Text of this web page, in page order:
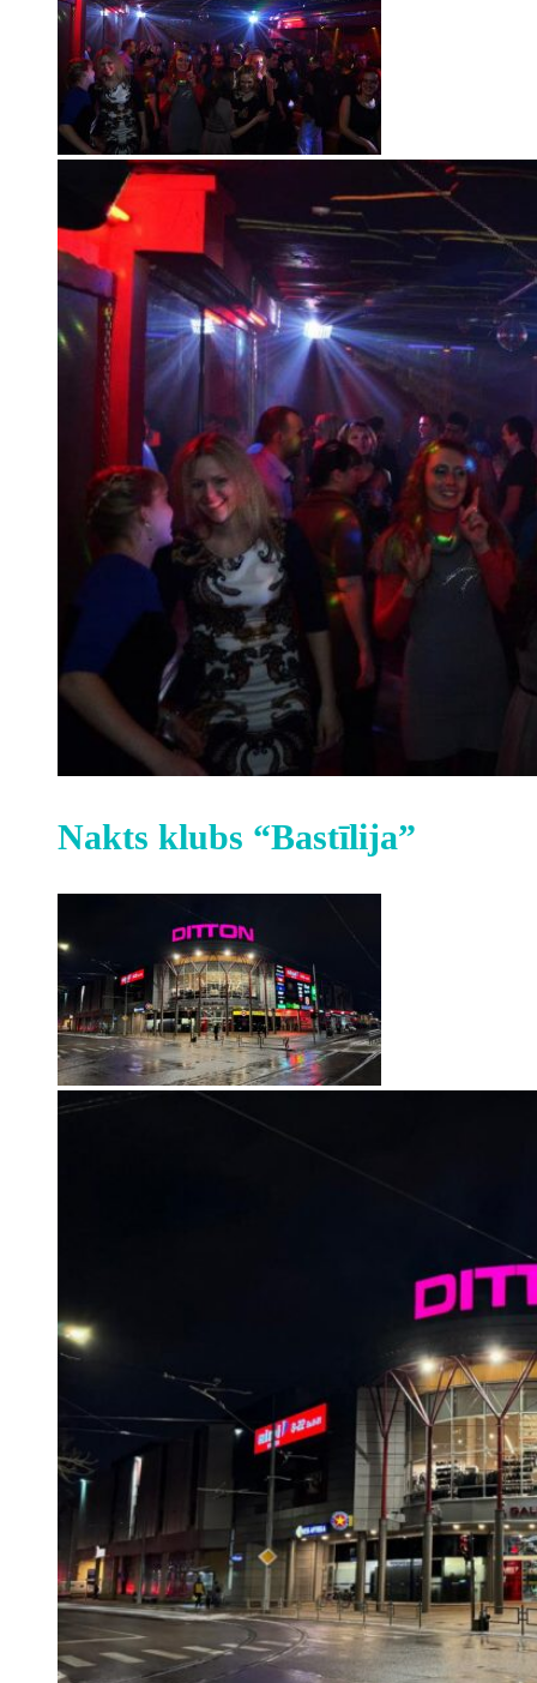
Nakts klubs “Bastīlija”